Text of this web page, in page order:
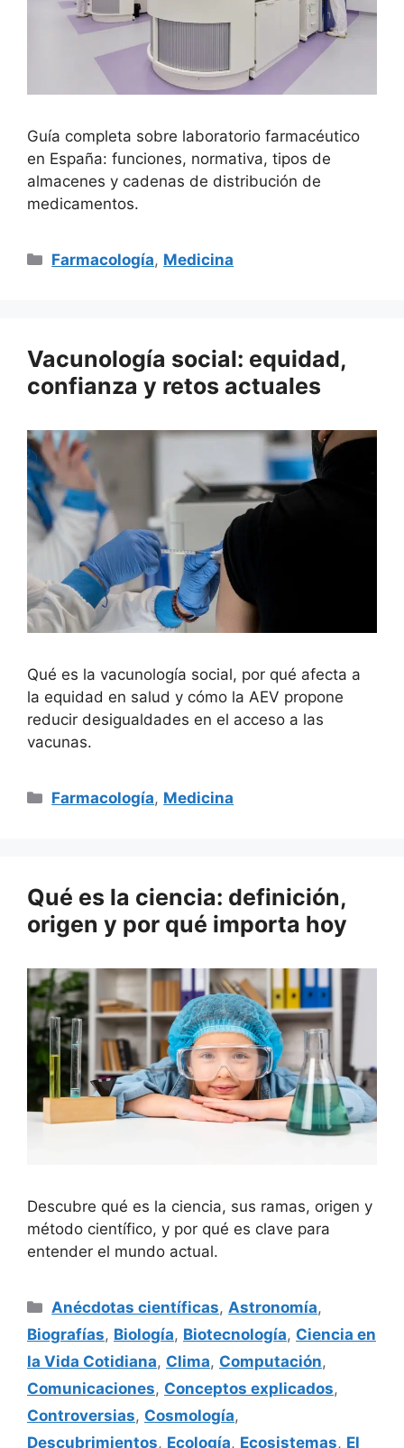
Guía completa sobre laboratorio farmacéutico
en España: funciones, normativa, tipos de
almacenes y cadenas de distribución de
medicamentos.
Categorías
Farmacología, Medicina
Vacunología social: equidad,
confianza y retos actuales
Qué es la vacunología social, por qué afecta a
la equidad en salud y cómo la AEV propone
reducir desigualdades en el acceso a las
vacunas.
Categorías
Farmacología, Medicina
Qué es la ciencia: definición,
origen y por qué importa hoy
Descubre qué es la ciencia, sus ramas, origen y
método científico, y por qué es clave para
entender el mundo actual.
Categorías
Anécdotas científicas,Astronomía,
Biografías, Biología, Biotecnología, Ciencia en
la Vida Cotidiana, Clima, Computación,
Comunicaciones, Conceptos explicados,
Controversias, Cosmología,
Descubrimientos, Ecología, Ecosistemas, El